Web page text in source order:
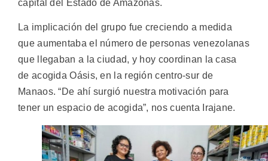
capital del Estado de Amazonas.
La implicación del grupo fue creciendo a medida
que aumentaba el número de personas venezolanas
que llegaban a la ciudad, y hoy coordinan la casa
de acogida Oásis, en la región centro-sur de
Manaos. “De ahí surgió nuestra motivación para
tener un espacio de acogida”, nos cuenta Irajane.